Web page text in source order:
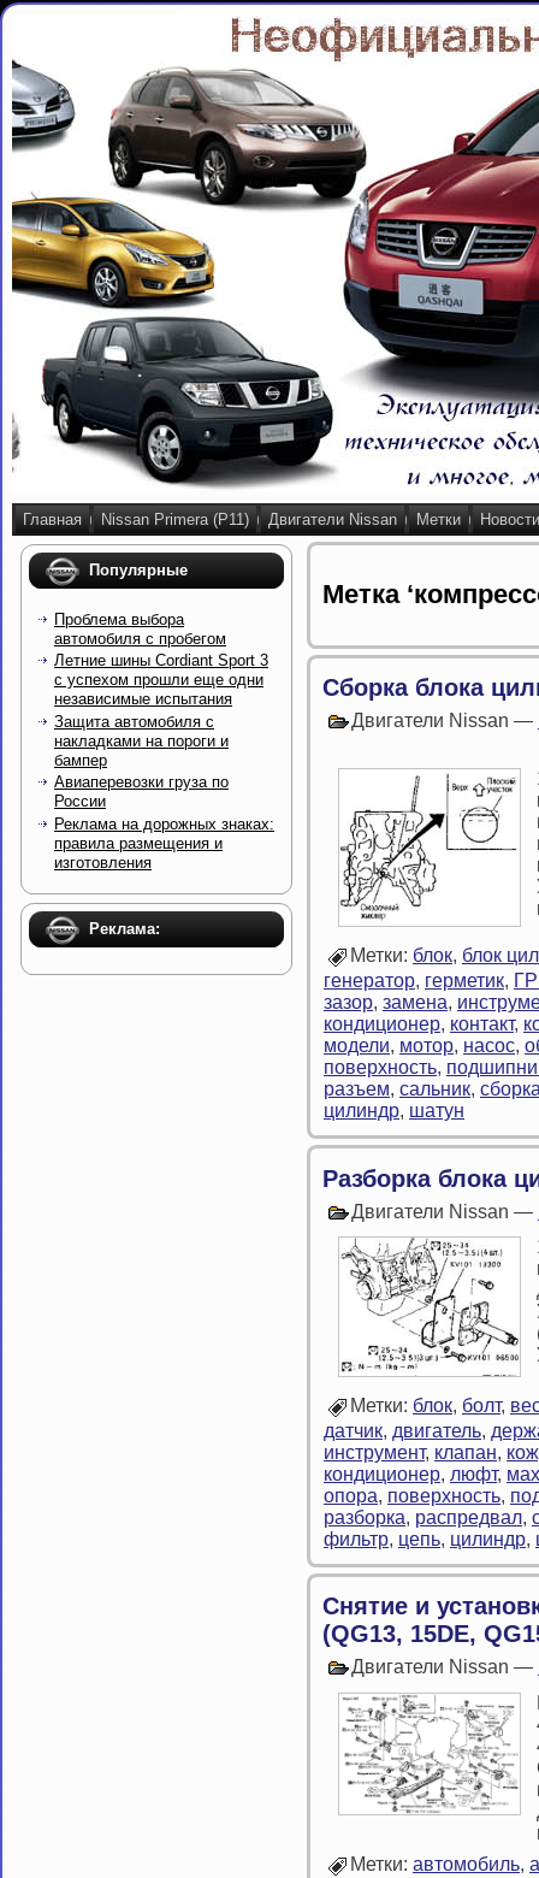
Главная Nissan Primera (P11) Двигатели Nissan Метки Новости
Популярные
Проблема выбора
автомобиля с пробегом
Летние шины Cordiant Sport 3
с успехом прошли еще одни
независимые испытания
Защита автомобиля с
накладками на пороги и
бампер
Авиаперевозки груза по
России
Реклама на дорожных знаках:
правила размещения и
изготовления
Реклама:
Метка
Сборка блока
Двигатели Nissan —
Метки: блок, блок
генератор, герметик,
зазор, замена,
кондиционер, контакт,
модели, мотор, насос,
поверхность,
разъем, сальник,
цилиндр, шатун
Разборка блока
Двигатели Nissan —
Метки: блок, болт,
датчик, двигатель,
инструмент, клапан,
кондиционер, люфт,
опора, поверхность,
разборка, распредвал,
фильтр, цепь, цилиндр,
Снятие и
(QG13, 15DE,
Двигатели Nissan —
Метки: автомобиль,